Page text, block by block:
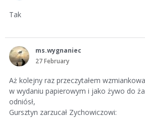
Tak
ms.wygnaniec
27 February
Aż kolejny raz przeczytałem
w wydaniu papierowym i jako żywo do
odniósł,
Gursztyn zarzucał Zychowiczowi: